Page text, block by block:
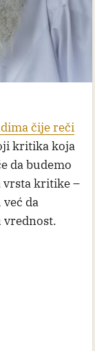
čije reči
kritika koja
da budemo
vrsta kritike –
da